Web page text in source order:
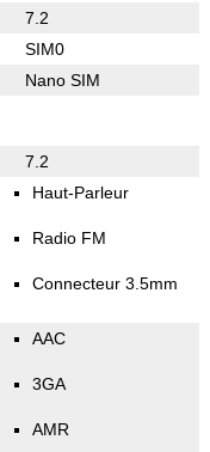
7.2
SIM0
Nano SIM
7.2
Haut-Parleur
Radio FM
Connecteur 3.5mm
AAC
3GA
AMR